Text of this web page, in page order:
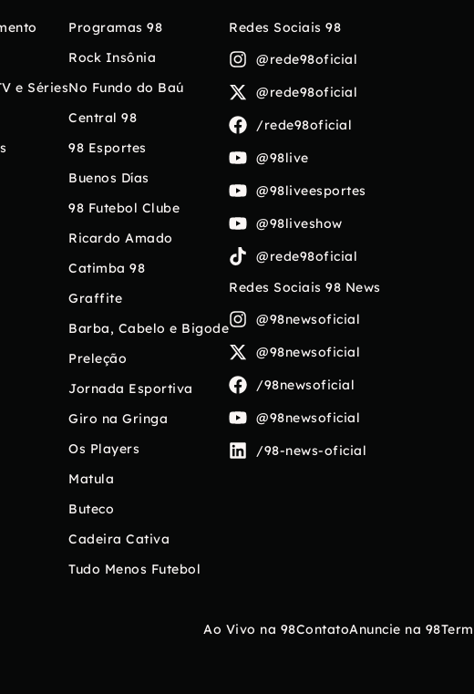
e Séries
Programas 98
Rock Insônia
No Fundo do Baú
Central 98
98 Esportes
Buenos Días
98 Futebol Clube
Ricardo Amado
Catimba 98
Graffite
Barba, Cabelo e Bigode
Preleção
Jornada Esportiva
Giro na Gringa
Os Players
Matula
Buteco
Cadeira Cativa
Tudo Menos Futebol
Redes Sociais 98
@rede98oficial
@rede98oficial
/rede98oficial
@98live
@98liveesportes
@98liveshow
@rede98oficial
Redes Sociais 98 News
@98newsoficial
@98newsoficial
/98newsoficial
@98newsoficial
/98-news-oficial
Ao Vivo na 98ContatoAnuncie na 98